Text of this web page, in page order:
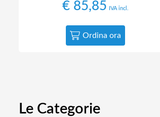
€85,85 IVA incl.
Ordina ora
Le Categorie